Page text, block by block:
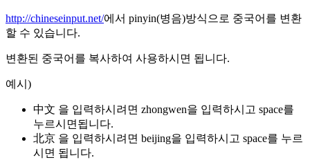
http://chineseinput.net/에서 pinyin(병음)방식으로 중국어를 변환
할 수 있습니다.
변환된 중국어를 복사하여 사용하시면 됩니다.
예시)
中文 을 입력하시려면 zhongwen을 입력하시고 space를
누르시면됩니다.
北京 을 입력하시려면 beijing을 입력하시고 space를 누르
시면 됩니다.